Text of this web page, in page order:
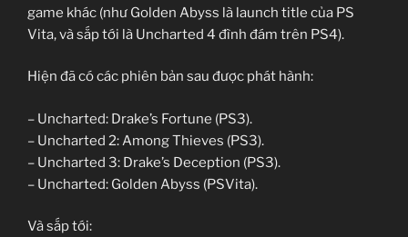
game khác (như Golden Abyss là launch title của PS
Vita, và sắp tới là Uncharted 4 đình đám trên PS4).
Hiện đã có các phiên bản sau được phát hành:
– Uncharted: Drake’s Fortune (PS3).
– Uncharted 2: Among Thieves (PS3).
– Uncharted 3: Drake’s Deception (PS3).
– Uncharted: Golden Abyss (PSVita).
Và sắp tới: